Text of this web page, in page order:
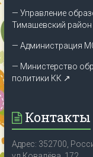
— Управление
Тимашевский
— Администрация
— Министерство
политики КК ↗
Контакты
Адрес: 352700,